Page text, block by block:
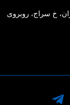
خ سراج، روبروی